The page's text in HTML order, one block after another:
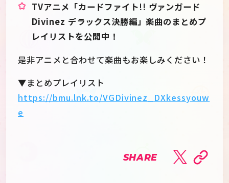
TVアニメ「カードファイト!! ヴァンガード
Divinez デラックス決勝編」楽曲のまとめプ
レイリストを公開中！
是非アニメと合わせて楽曲もお楽しみください！
▼まとめプレイリスト
https://bmu.lnk.to/VGDivinez_DXkessyouw
e
SHARE